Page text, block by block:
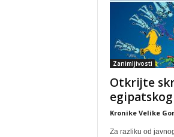
Zanimljivosti
Otkrijte
Kronike Velike
Za razliku od